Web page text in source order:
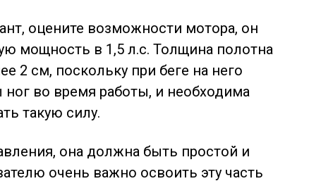
оцените возможности мотора, он
мощность в 1,5 л.с. Толщина полотна
2 см, поскольку при беге на него
во время работы, и необходима
такую силу.
она должна быть простой и
очень важно освоить эту часть